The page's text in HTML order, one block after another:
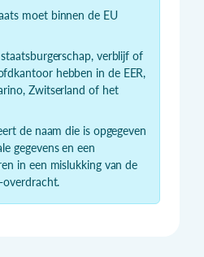
moet binnen de EU
verblijf of
hebben in de EER,
Zwitserland of het
de naam die is opgegeven
gegevens en een
in een mislukking van de